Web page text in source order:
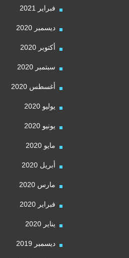
فبراير 2021
ديسمبر 2020
أكتوبر 2020
سبتمبر 2020
أغسطس 2020
يوليو 2020
يونيو 2020
مايو 2020
أبريل 2020
مارس 2020
فبراير 2020
يناير 2020
ديسمبر 2019